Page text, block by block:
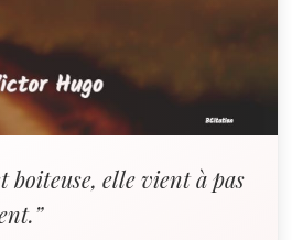
boiteuse, elle vient à pas